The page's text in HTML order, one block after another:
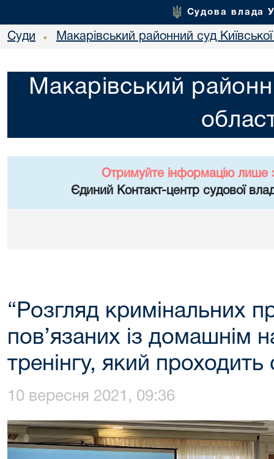
Судова влада
Суди • Макарівський районний суд Київської
Макарівський
Отримуйте інформацію лише
Єдиний Контакт-центр судової
“Розгляд кримінальних
пов’язаних із домашнім
тренінгу, який проходить
10 вересня 2021, 09:36